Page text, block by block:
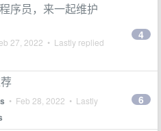
序员，来一起维护
27, 2022 • Lastly replied
4
• Feb 28, 2022 • Lastly
6